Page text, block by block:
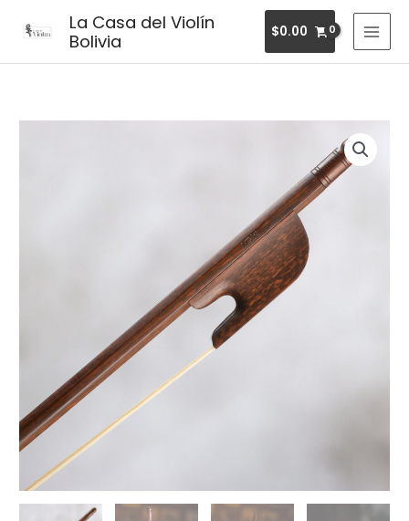
La Casa del Violín
Bolivia
$0.00